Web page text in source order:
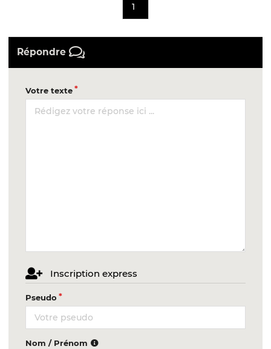
1
Répondre
Votre texte
Inscription express
Pseudo
Nom / Prénom